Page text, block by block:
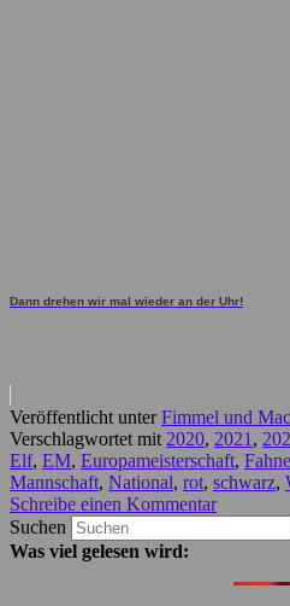
Dann drehen wir mal wieder an der Uhr!
Veröffentlicht unter Fimmel und
Verschlagwortet mit 2020, 2021 ,
Elf, EM, Europameisterschaft, Fahne
Mannschaft, National, rot, schwarz,
Schreibe einen Kommentar
Suchen
Was viel gelesen wird: